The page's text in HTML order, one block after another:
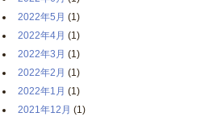
2022年5月 (1)
2022年4月 (1)
2022年3月 (1)
2022年2月 (1)
2022年1月 (1)
2021年12月 (1)